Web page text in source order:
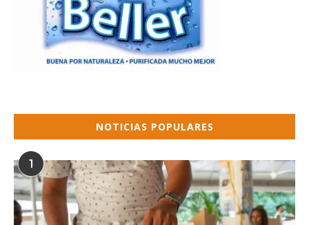
NOTICIAS POPULARES
1